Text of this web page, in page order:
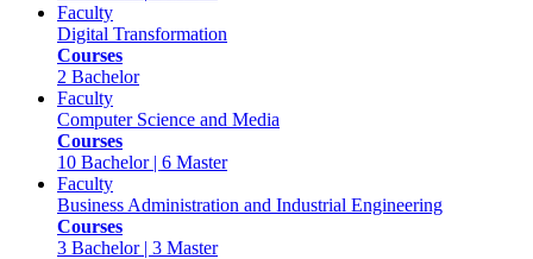
Faculty
Digital Transformation
Courses
2 Bachelor
Faculty
Computer Science and Media
Courses
10 Bachelor | 6 Master
Faculty
Business Administration and Industrial Engineering
Courses
3 Bachelor | 3 Master